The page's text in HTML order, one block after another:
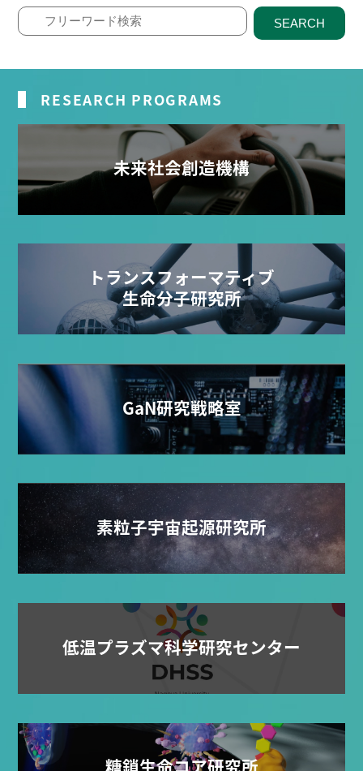
SEARCH
RESEARCH PROGRAMS
未来社会創造機構
トランスフォーマティブ
生命分子研究所
GaN研究戦略室
素粒子宇宙起源研究所
低温プラズマ科学研究センター